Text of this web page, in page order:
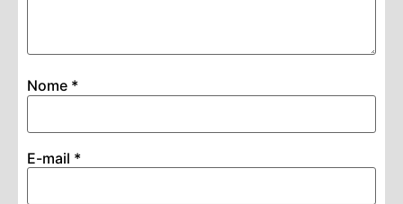
Nome *
E-mail *